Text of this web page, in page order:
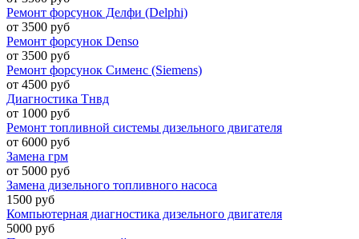
Ремонт форсунок Делфи (Delphi)
от 3500 руб
Ремонт форсунок Denso
от 3500 руб
Ремонт форсунок Сименс (Siemens)
от 4500 руб
Диагностика Тнвд
от 1000 руб
Ремонт топливной системы дизельного двигателя
от 6000 руб
Замена грм
от 5000 руб
Замена дизельного топливного насоса
1500 руб
Компьютерная диагностика дизельного двигателя
5000 руб